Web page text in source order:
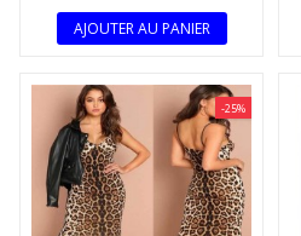
AJOUTER AU PANIER
-25%